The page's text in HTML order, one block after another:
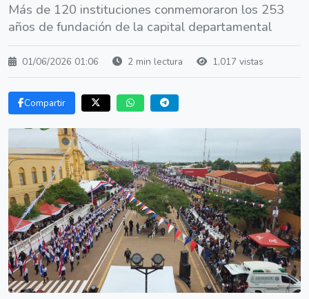
Más de 120 instituciones conmemoraron los 253
años de fundación de la capital departamental
01/06/2026 01:06 2 min lectura 1,017 vistas
Compartir